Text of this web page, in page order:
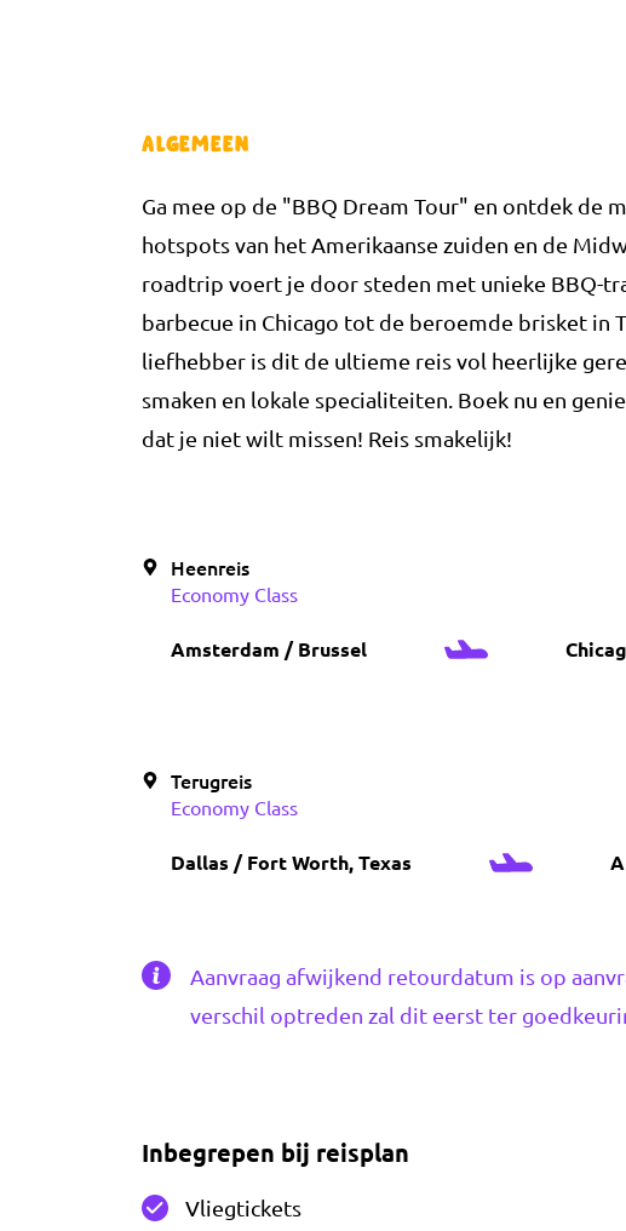
Algemeen
Ga mee op de "BBQ Dream Tour" en ontdek de
hotspots van het Amerikaanse zuiden en de
roadtrip voert je door steden met unieke BBQ-
barbecue in Chicago tot de beroemde brisket in
liefhebber is dit de ultieme reis vol heerlijke
smaken en lokale specialiteiten. Boek nu en
dat je niet wilt missen! Reis smakelijk!
Heenreis
Economy Class
Amsterdam / Brussel
Terugreis
Economy Class
Dallas / Fort Worth, Texas
Aanvraag afwijkend retourdatum is op
verschil optreden zal dit eerst ter
Inbegrepen bij reisplan
Vliegtickets